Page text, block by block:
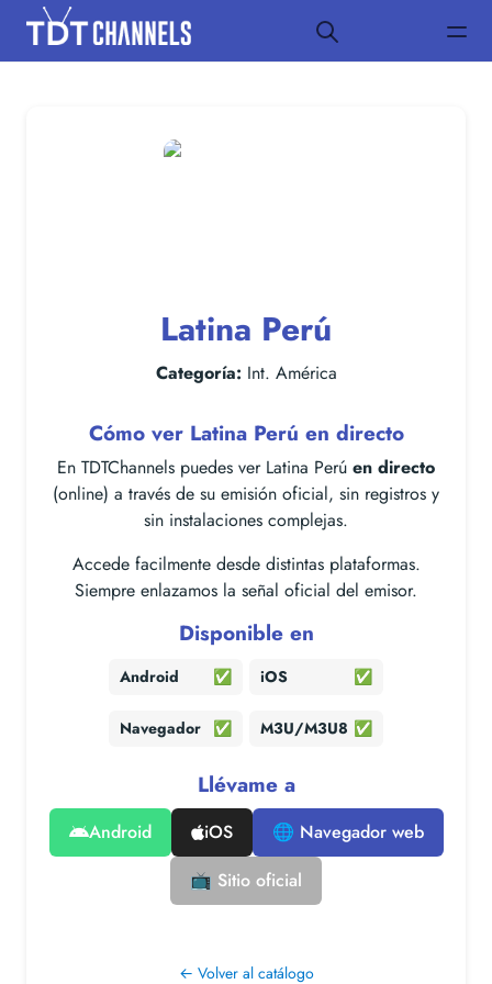
Latina Perú
Categoría: Int. América
Cómo ver Latina Perú en directo
En TDTChannels puedes ver Latina Perú en directo
(online) a través de su emisión oficial, sin registros y
sin instalaciones complejas.
Accede facilmente desde distintas plataformas.
Siempre enlazamos la señal oficial del emisor.
Disponible en
Android ✅ iOS ✅
Navegador ✅ M3U/M3U8 ✅
Llévame a
Android iOS
🌐 Navegador web
📺 Sitio oficial
← Volver al catálogo